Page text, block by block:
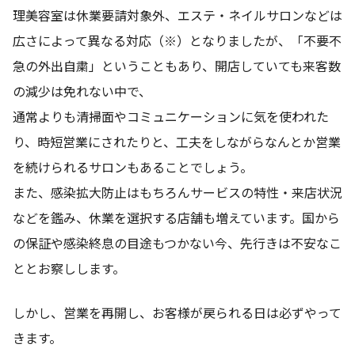
理美容室は休業要請対象外、エステ・ネイルサロンなどは
広さによって異なる対応（※）となりましたが、「不要不
急の外出自粛」ということもあり、開店していても来客数
の減少は免れない中で、
通常よりも清掃面やコミュニケーションに気を使われた
り、時短営業にされたりと、工夫をしながらなんとか営業
を続けられるサロンもあることでしょう。
また、感染拡大防止はもちろんサービスの特性・来店状況
などを鑑み、休業を選択する店舗も増えています。国から
の保証や感染終息の目途もつかない今、先行きは不安なこ
ととお察しします。
しかし、営業を再開し、お客様が戻られる日は必ずやって
きます。